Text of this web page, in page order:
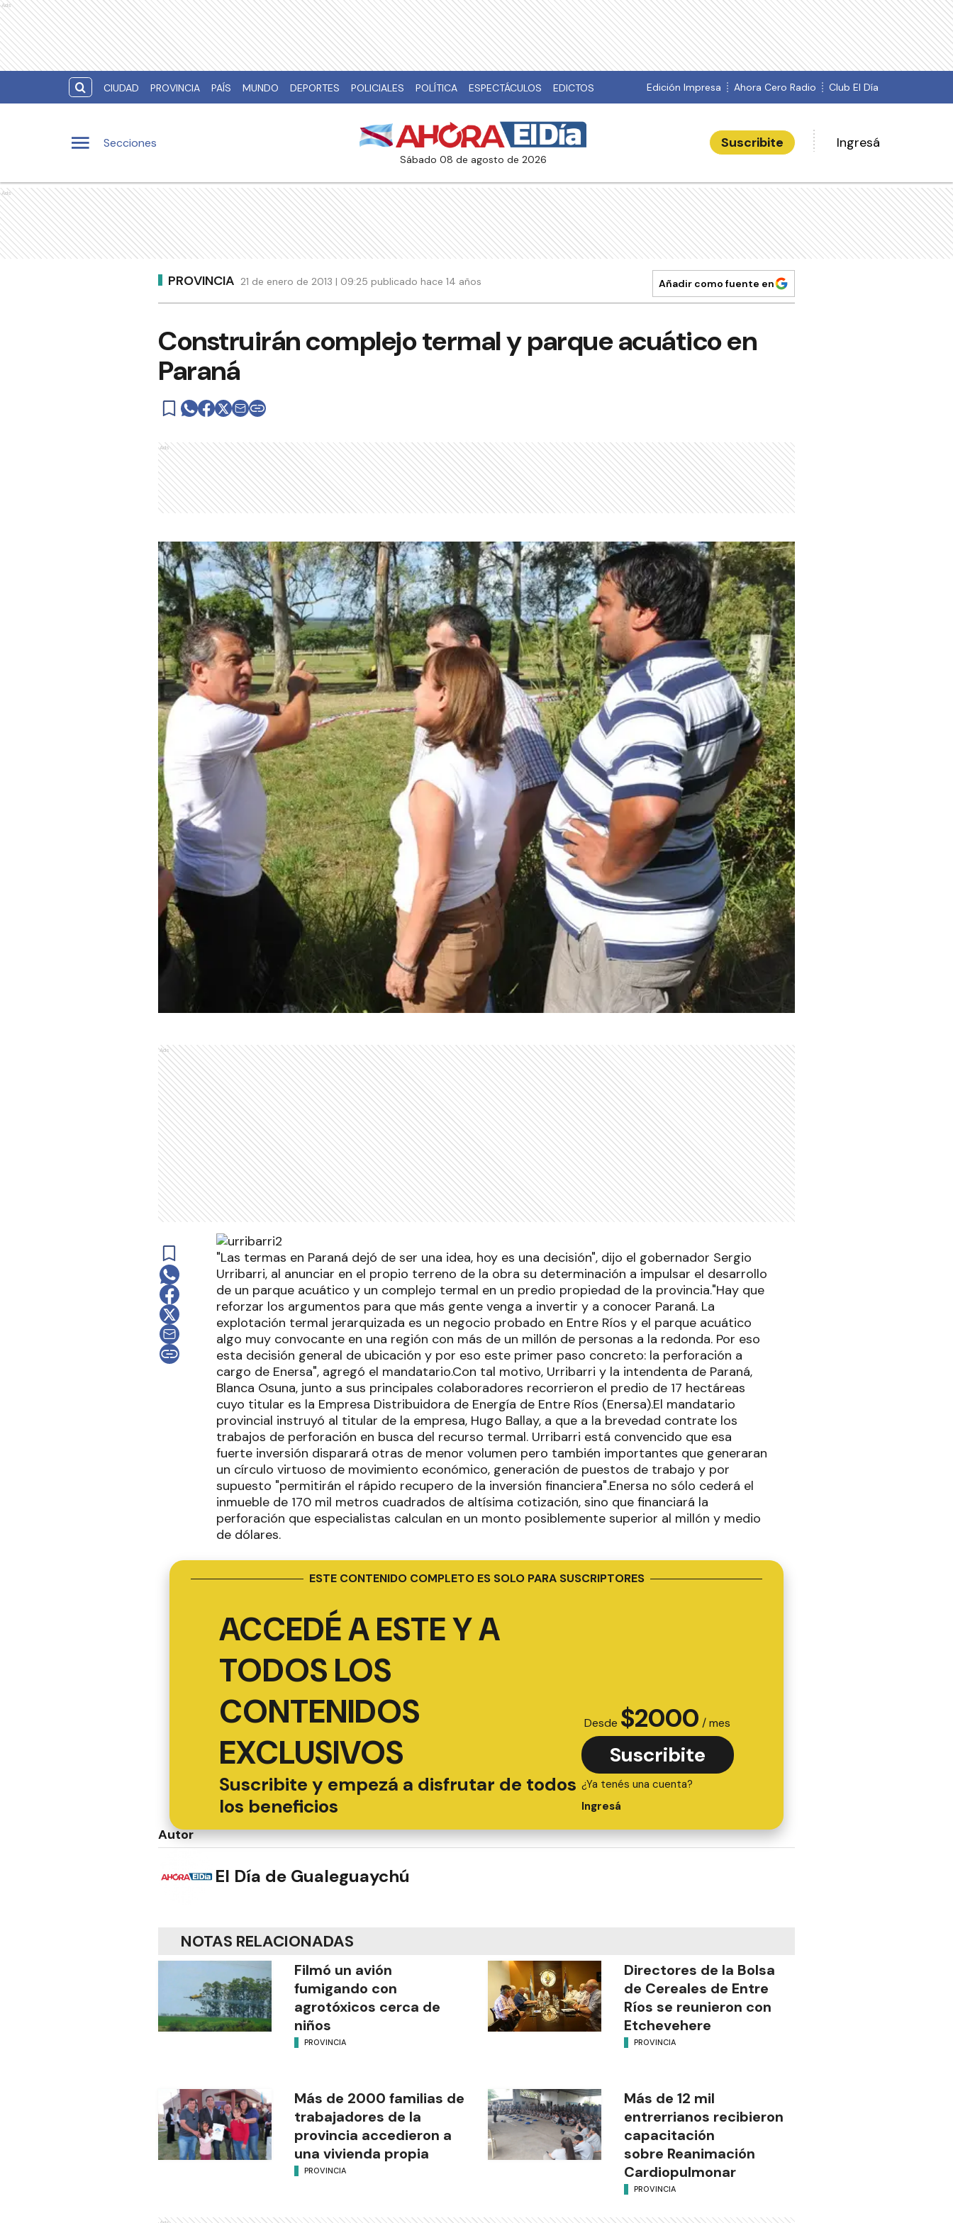
Ads
CIUDAD PROVINCIA PAÍS MUNDO DEPORTES POLICIALES POLÍTICA ESPECTÁCULOS EDICTOS Edición Impresa Ahora Cero Radio Club El Día
Secciones
sábado 08 de agosto de 2026
Suscribite Ingresá
Ads
PROVINCIA 21 de enero de 2013 | 09:25 publicado hace 14 años Añadir como fuente en
Construirán complejo termal y parque acuático en
Paraná
Ads
Ads
"Las termas en Paraná dejó de ser una idea, hoy es una decisión", dijo el gobernador Sergio
Urribarri, al anunciar en el propio terreno de la obra su determinación a impulsar el desarrollo
de un parque acuático y un complejo termal en un predio propiedad de la provincia."Hay que
reforzar los argumentos para que más gente venga a invertir y a conocer Paraná. La
explotación termal jerarquizada es un negocio probado en Entre Ríos y el parque acuático
algo muy convocante en una región con más de un millón de personas a la redonda. Por eso
esta decisión general de ubicación y por eso este primer paso concreto: la perforación a
cargo de Enersa", agregó el mandatario.Con tal motivo, Urribarri y la intendenta de Paraná,
Blanca Osuna, junto a sus principales colaboradores recorrieron el predio de 17 hectáreas
cuyo titular es la Empresa Distribuidora de Energía de Entre Ríos (Enersa).El mandatario
provincial instruyó al titular de la empresa, Hugo Ballay, a que a la brevedad contrate los
trabajos de perforación en busca del recurso termal. Urribarri está convencido que esa
fuerte inversión disparará otras de menor volumen pero también importantes que generaran
un círculo virtuoso de movimiento económico, generación de puestos de trabajo y por
supuesto "permitirán el rápido recupero de la inversión financiera".Enersa no sólo cederá el
inmueble de 170 mil metros cuadrados de altísima cotización, sino que financiará la
perforación que especialistas calculan en un monto posiblemente superior al millón y medio
de dólares.
ESTE CONTENIDO COMPLETO ES SOLO PARA SUSCRIPTORES
ACCEDÉ A ESTE Y A
TODOS LOS
CONTENIDOS
EXCLUSIVOS
Suscribite y empezá a disfrutar de todos
los beneficios
Desde $2000 / mes
Suscribite
¿Ya tenés una cuenta?
Ingresá
Autor
El Día de Gualeguaychú
NOTAS RELACIONADAS
Filmó un avión
fumigando con
agrotóxicos cerca de
niños
PROVINCIA
Directores de la Bolsa
de Cereales de Entre
Ríos se reunieron con
Etchevehere
PROVINCIA
Más de 2000 familias de
trabajadores de la
provincia accedieron a
una vivienda propia
PROVINCIA
Más de 12 mil
entrerrianos recibieron
capacitación
sobre Reanimación
Cardiopulmonar
PROVINCIA